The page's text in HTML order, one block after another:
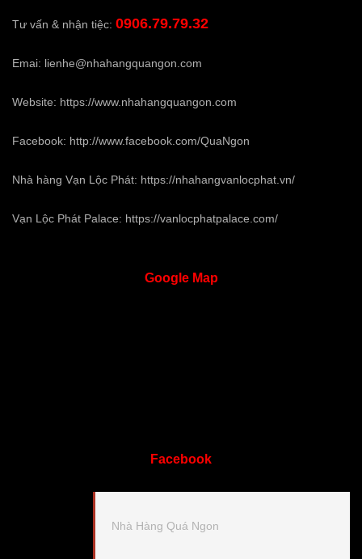
Tư vấn & nhận tiệc: 0906.79.79.32
Emai: lienhe@nhahangquangon.com
Website: https://www.nhahangquangon.com
Facebook: http://www.facebook.com/QuaNgon
Nhà hàng Vạn Lộc Phát: https://nhahangvanlocphat.vn/
Vạn Lộc Phát Palace: https://vanlocphatpalace.com/
GoogleMap
Facebook
Nhà Hàng Quá Ngon